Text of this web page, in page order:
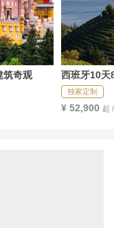
筑奇观
西班牙10天
安独家定制
¥ 52,900 起